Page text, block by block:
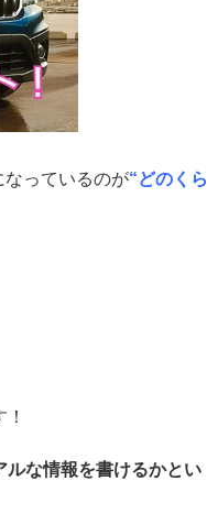
っているのが“どのくら
ルな情報を書けるかとい